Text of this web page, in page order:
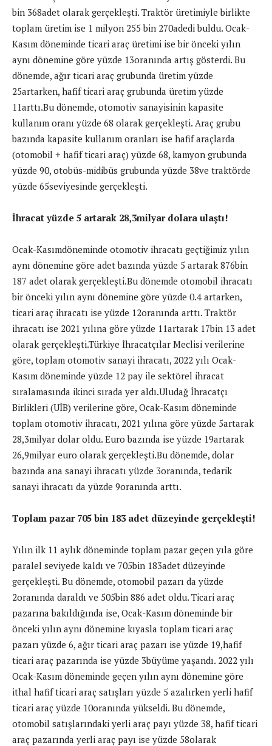
bin 368adet olarak gerçekleşti. Traktör üretimiyle birlikte
toplam üretim ise 1 milyon 255 bin 270adedi buldu. Ocak-
Kasım döneminde ticari araç üretimi ise bir önceki yılın
aynı dönemine göre yüzde 13oranında artış gösterdi. Bu
dönemde, ağır ticari araç grubunda üretim yüzde
25artarken, hafif ticari araç grubunda üretim yüzde
11arttı.Bu dönemde, otomotiv sanayisinin kapasite
kullanım oranı yüzde 68 olarak gerçekleşti. Araç grubu
bazında kapasite kullanım oranları ise hafif araçlarda
(otomobil + hafif ticari araç) yüzde 68, kamyon grubunda
yüzde 90, otobüs-midibüs grubunda yüzde 38ve traktörde
yüzde 65seviyesinde gerçekleşti.
İhracat yüzde 5 artarak 28,3milyar dolara ulaştı!
Ocak-Kasımdöneminde otomotiv ihracatı geçtiğimiz yılın
aynı dönemine göre adet bazında yüzde 5 artarak 876bin
187 adet olarak gerçekleşti.Bu dönemde otomobil ihracatı
bir önceki yılın aynı dönemine göre yüzde 0.4 artarken,
ticari araç ihracatı ise yüzde 12oranında arttı. Traktör
ihracatı ise 2021 yılına göre yüzde 11artarak 17bin 13 adet
olarak gerçekleşti.Türkiye İhracatçılar Meclisi verilerine
göre, toplam otomotiv sanayi ihracatı, 2022 yılı Ocak-
Kasım döneminde yüzde 12 pay ile sektörel ihracat
sıralamasında ikinci sırada yer aldı.Uludağ İhracatçı
Birlikleri (UİB) verilerine göre, Ocak-Kasım döneminde
toplam otomotiv ihracatı, 2021 yılına göre yüzde 5artarak
28,3milyar dolar oldu. Euro bazında ise yüzde 19artarak
26,9milyar euro olarak gerçekleşti.Bu dönemde, dolar
bazında ana sanayi ihracatı yüzde 3oranında, tedarik
sanayi ihracatı da yüzde 9oranında arttı.
Toplam pazar 705 bin 183 adet düzeyinde gerçekleşti!
Yılın ilk 11 aylık döneminde toplam pazar geçen yıla göre
paralel seviyede kaldı ve 705bin 183adet düzeyinde
gerçekleşti. Bu dönemde, otomobil pazarı da yüzde
2oranında daraldı ve 505bin 886 adet oldu. Ticari araç
pazarına bakıldığında ise, Ocak-Kasım döneminde bir
önceki yılın aynı dönemine kıyasla toplam ticari araç
pazarı yüzde 6, ağır ticari araç pazarı ise yüzde 19,hafif
ticari araç pazarında ise yüzde 3büyüme yaşandı. 2022 yılı
Ocak-Kasım döneminde geçen yılın aynı dönemine göre
ithal hafif ticari araç satışları yüzde 5 azalırken yerli hafif
ticari araç yüzde 10oranında yükseldi. Bu dönemde,
otomobil satışlarındaki yerli araç payı yüzde 38, hafif ticari
araç pazarında yerli araç payı ise yüzde 58olarak